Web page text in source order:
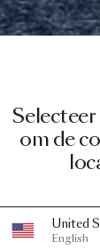
om de
United
English